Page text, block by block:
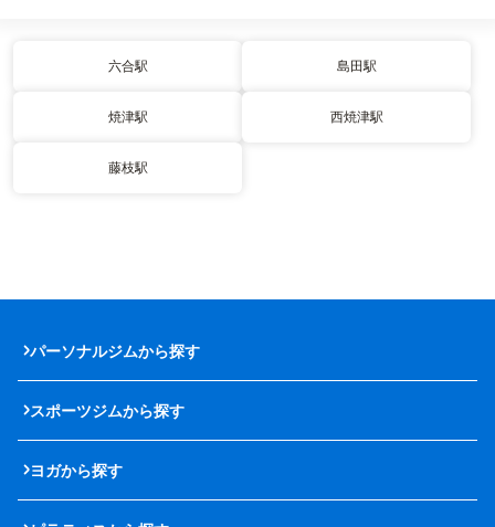
六合駅 島田駅
焼津駅 西焼津駅
藤枝駅
パーソナルジムから探す
スポーツジムから探す
ヨガから探す